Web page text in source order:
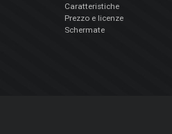
Caratteristiche
Prezzo e licenze
Schermate